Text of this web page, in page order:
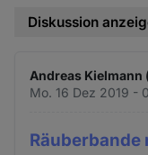
Diskussion
Andreas
Mo. 16 Dez 2019 -
Räuberbande